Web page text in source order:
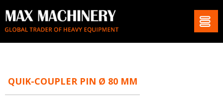
QUIK-COUPLER PIN Ø 80 MM